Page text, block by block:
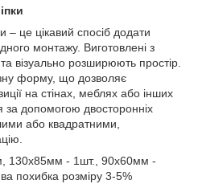
– це цікавий спосіб додати
монтажу. Виготовлені з
візуально розширюють простір.
форму, що дозволяє
на стінах, меблях або інших
допомогою двосторонніх
або квадратними,
130х85мм - 1шт., 90х60мм -
похибка розміру 3-5%